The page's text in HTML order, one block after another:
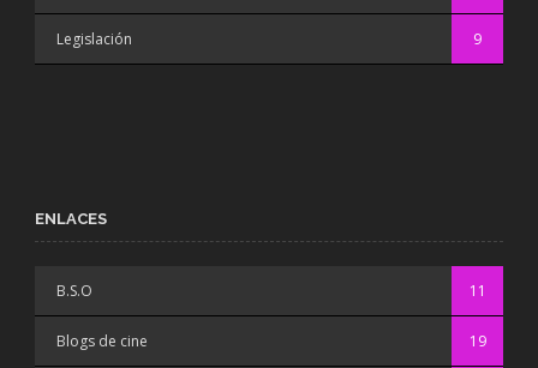
Legislación 9
ENLACES
B.S.O 11
Blogs de cine 19